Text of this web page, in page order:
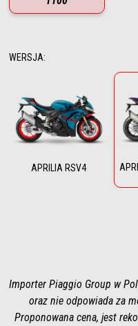
WERSJA:
APRILIA RSV4
Importer Piaggio Group w
oraz nie odpowiada za
Proponowana cena, jest